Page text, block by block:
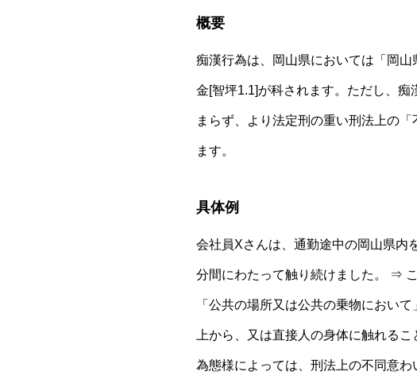
概要
痴漢行為は、岡山県においては「岡
金[智坪1.1]が科されます。ただし、
まらず、より法定刑の重い刑法上の
ます。
具体例
会社員Xさんは、通勤途中の岡山県内
分間にわたって触り続けました。 ⇒
「公共の場所又は公共の乗物におい
上から、又は直接人の身体に触れる
為態様によっては、刑法上の不同意わ